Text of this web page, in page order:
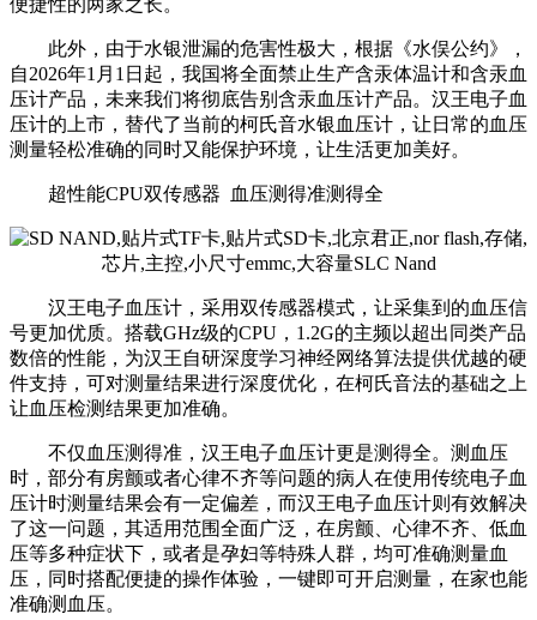
此外，由于水银泄漏的危害性极大，根据《水俣公约》，
自2026年1月1日起，我国将全面禁止生产含汞体温计和含汞血
压计产品，未来我们将彻底告别含汞血压计产品。汉王电子血
压计的上市，替代了当前的柯氏音水银血压计，让日常的血压
测量轻松准确的同时又能保护环境，让生活更加美好。
超性能CPU双传感器 血压测得准测得全
汉王电子血压计，采用双传感器模式，让采集到的血压信
号更加优质。搭载GHz级的CPU，1.2G的主频以超出同类产品
数倍的性能，为汉王自研深度学习神经网络算法提供优越的硬
件支持，可对测量结果进行深度优化，在柯氏音法的基础之上
让血压检测结果更加准确。
不仅血压测得准，汉王电子血压计更是测得全。测血压
时，部分有房颤或者心律不齐等问题的病人在使用传统电子血
压计时测量结果会有一定偏差，而汉王电子血压计则有效解决
了这一问题，其适用范围全面广泛，在房颤、心律不齐、低血
压等多种症状下，或者是孕妇等特殊人群，均可准确测量血
压，同时搭配便捷的操作体验，一键即可开启测量，在家也能
准确测血压。